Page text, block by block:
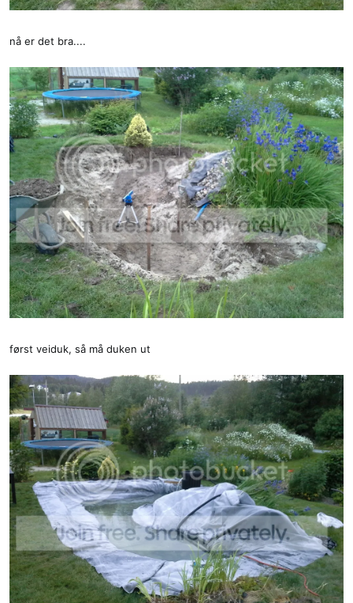
nå er det bra....
først veiduk, så må duken ut